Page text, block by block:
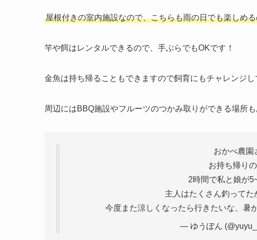
屋根付きの室内施設なので、こちらも雨の日でも楽しめ
竿や餌はレンタルできるので、手ぶらでもOKです！
金魚は持ち帰ることもできますので飼育にもチャレンジ
周辺にはBBQ施設やフルーツのつかみ取りができる場所
おかべ農園
お持ち帰り
2時間で私と娘が
主人はたくさん釣って
今度また涼しくなったら行きたいな、暑
— ゆうぽん